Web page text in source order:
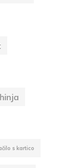
s kartico